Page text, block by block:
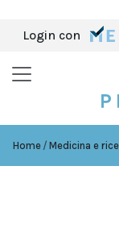
Login con
Home Medicina e